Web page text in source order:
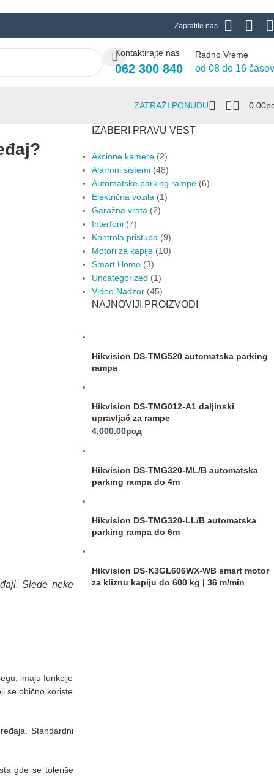
Zapratite nas
Kontaktirajte nas
062 300 840
Radno Vreme
od 08 do 16
ZATRAŽI PONUDU 0.00
Slede neke
imaju funkcije
se obično koriste
Standardni
gde se toleriše
IZABERI PRAVU VEST
Akcione kamere(2)
Alarmni sistemi(48)
Automatske parking rampe(6)
Električna vozila (1)
Garažna vrata (2)
Interfoni(7)
Kontrola pristupa (9)
Motori za kapije(10)
Smart Home(3)
Uncategorized (1)
Video Nadzor(45)
NAJNOVIJI PROIZVODI
Hikvision DS-TMG520 automatska parking
rampa
Hikvision DS-TMG012-A1 daljinski
upravljač za rampe
4,000.00рсд
Hikvision DS-TMG320-ML/B automatska
parking rampa do 4m
Hikvision DS-TMG320-LL/B automatska
parking rampa do 6m
Hikvision DS-K3GL606WX-WB smart motor
za kliznu kapiju do 600 kg | 36 m/min